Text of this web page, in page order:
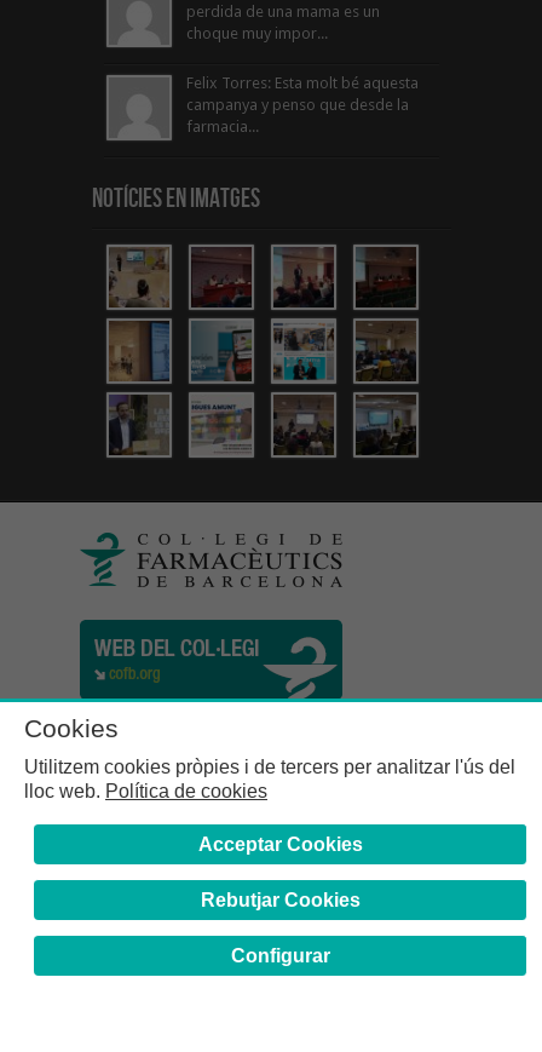
perdida de una mama es un
choque muy impor...
Felix Torres: Esta molt bé aquesta
campanya y penso que desde la
farmacia...
Notícies en Imatges
Col·legi de Farmacèutics de la Província de Barcelona | C.
Girona, n° 64-66 - 08009 Barcelona | Tel. (34) 932 44 07 10
Cookies
Utilitzem cookies pròpies i de tercers per analitzar l'ús del
lloc web. Política de cookies
Acceptar Cookies
Rebutjar Cookies
Configurar